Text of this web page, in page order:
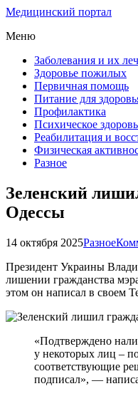
Медицинский портал
Меню
Заболевания и их
Здоровье пожилых
Первичная помощь
Питание для
Профилактика
Психическое
Реабилитация и
Физическая
Разное
Зеленский
Одессы
14 октября 2025Разное
Президент Украины
лишении гражданства
этом он написал в своем
«Подтверждено
у некоторых лиц –
соответствующие
подписал», —